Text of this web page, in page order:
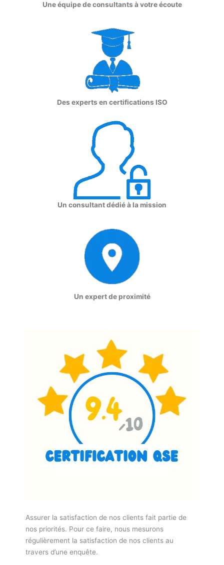
Une équipe de consultants à votre écoute
Des experts en certifications ISO
Un consultant dédié à la mission
Un expert de proximité
Assurer la satisfaction de nos clients fait partie de
nos priorités. Pour ce faire, nous mesurons
régulièrement la satisfaction de nos clients au
travers d’une enquête.